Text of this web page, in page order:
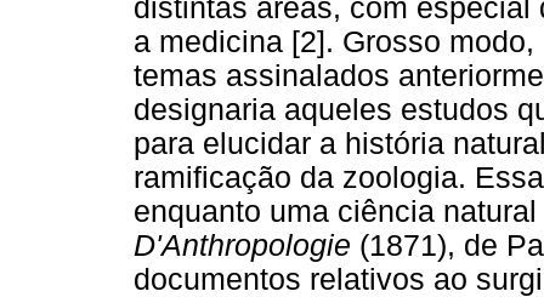
distintas áreas, com
a medicina [2]. Grosso
temas assinalados
designaria aqueles estudos
para elucidar a história
ramificação da zoologia.
enquanto uma ciência
D'Anthropologie (1871), de
documentos relativos ao